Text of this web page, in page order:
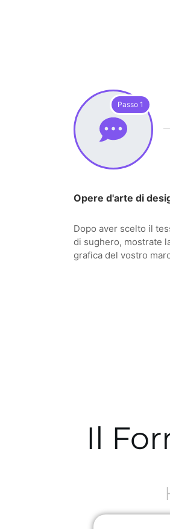
Passo 1
Opere d'arte di
Dopo aver scelto il
di sughero, mostrate
grafica del vostro
Il